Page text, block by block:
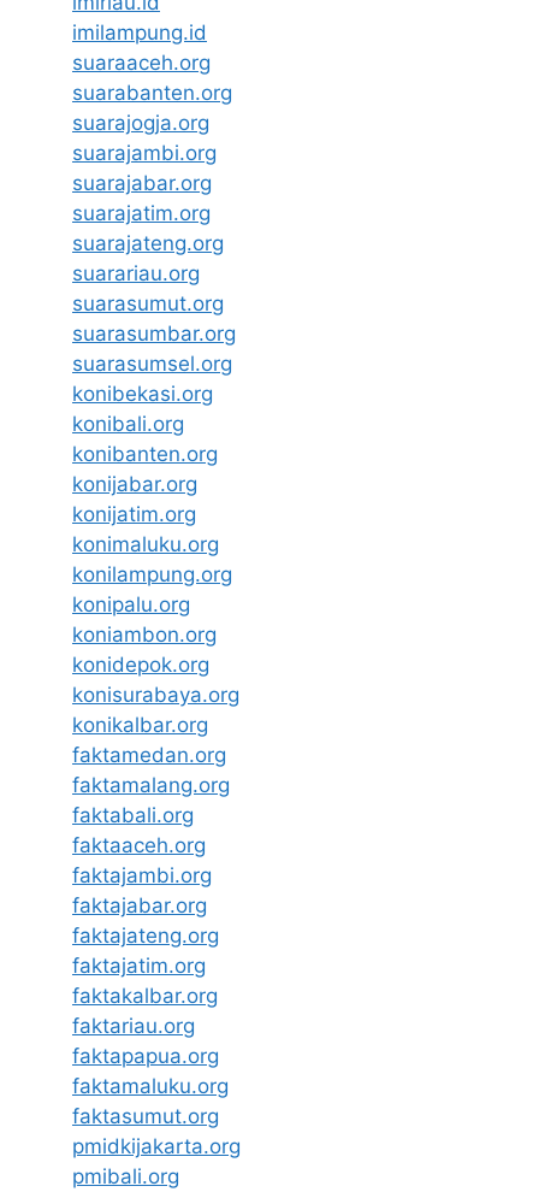
imilampung.id
suaraaceh.org
suarabanten.org
suarajogja.org
suarajambi.org
suarajabar.org
suarajatim.org
suarajateng.org
suarariau.org
suarasumut.org
suarasumbar.org
suarasumsel.org
konibekasi.org
konibali.org
konibanten.org
konijabar.org
konijatim.org
konimaluku.org
konilampung.org
konipalu.org
koniambon.org
konidepok.org
konisurabaya.org
konikalbar.org
faktamedan.org
faktamalang.org
faktabali.org
faktaaceh.org
faktajambi.org
faktajabar.org
faktajateng.org
faktajatim.org
faktakalbar.org
faktariau.org
faktapapua.org
faktamaluku.org
faktasumut.org
pmidkijakarta.org
pmibali.org